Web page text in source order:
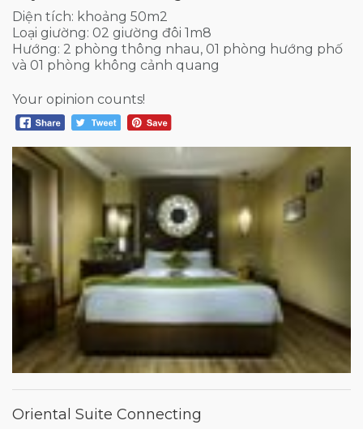
Diện tích: khoảng 50m2
Loại giường: 02 giường đôi 1m8
Hướng: 2 phòng thông nhau, 01 phòng hướng phố
và 01 phòng không cảnh quang
Your opinion counts!
Oriental Suite Connecting